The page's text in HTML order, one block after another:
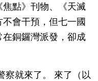
點》刊物、《天滅
會干預，但七一國
銅鑼灣派發，卻成
察就來了。 來了（以